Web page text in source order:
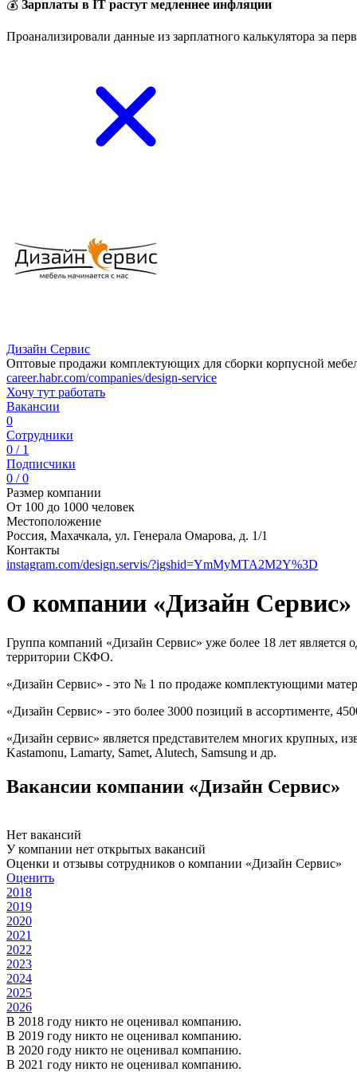
💰 Зарплаты в IT растут медленнее инфляции
Проанализировали данные из зарплатного калькулятора за
Дизайн Сервис
Оптовые продажи комплектующих для сборки корпусной
career.habr.com/companies/design-service
Хочу тут работать
Вакансии
0
Сотрудники
0 / 1
Подписчики
0 / 0
Размер компании
От 100 до 1000 человек
Местоположение
Россия, Махачкала, ул. Генерала Омарова, д. 1/1
Контакты
instagram.com/design.servis/?igshid=YmMyMTA2M2Y%3D
О компании «Дизайн Сервис»
Группа компаний «Дизайн Сервис» уже более 18 лет
территории СКФО.
«Дизайн Сервис» - это № 1 по продаже комплектующими
«Дизайн Сервис» - это более 3000 позиций в ассортименте,
«Дизайн сервис» является представителем многих крупных,
Kastamonu, Lamarty, Samet, Alutech, Samsung и др.
Вакансии компании «Дизайн Сервис»
Нет вакансий
У компании нет открытых вакансий
Оценки и отзывы сотрудников о компании «Дизайн Сервис»
Оценить
2018
2019
2020
2021
2022
2023
2024
2025
2026
В 2018 году никто не оценивал компанию.
В 2019 году никто не оценивал компанию.
В 2020 году никто не оценивал компанию.
В 2021 году никто не оценивал компанию.